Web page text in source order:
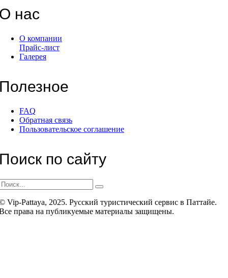
нас
О компании
Прайс-лист
Галерея
FAQ
Обратная связь
Пользовательское соглашение
по сайту
Vip-Pattaya, 2025. Русский туристический сервис в Паттайе.
права на публикуемые материалы защищены.